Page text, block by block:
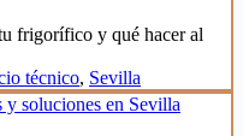
frigorífico y qué hacer al
técnico, Sevilla